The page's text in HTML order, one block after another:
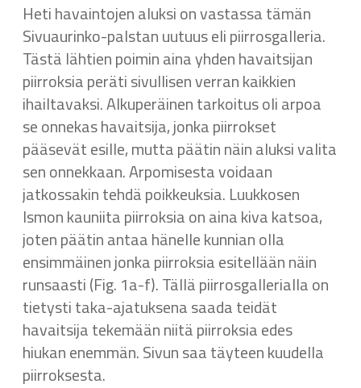
Heti havaintojen aluksi on vastassa tämän
Sivuaurinko-palstan uutuus eli piirrosgalleria.
Tästä lähtien poimin aina yhden havaitsijan
piirroksia peräti sivullisen verran kaikkien
ihailtavaksi. Alkuperäinen tarkoitus oli arpoa
se onnekas havaitsija, jonka piirrokset
pääsevät esille, mutta päätin näin aluksi valita
sen onnekkaan. Arpomisesta voidaan
jatkossakin tehdä poikkeuksia. Luukkosen
Ismon kauniita piirroksia on aina kiva katsoa,
joten päätin antaa hänelle kunnian olla
ensimmäinen jonka piirroksia esitellään näin
runsaasti (Fig. 1a-f). Tällä piirrosgallerialla on
tietysti taka-ajatuksena saada teidät
havaitsija tekemään niitä piirroksia edes
hiukan enemmän. Sivun saa täyteen kuudella
piirroksesta.